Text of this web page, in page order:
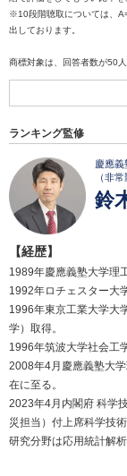
※10段階聴取については、
出しております。
商標対象は、回答者数が50人
ランキング監修
慶應
（非常
鈴
【経歴】
1989年慶應義塾大学理
1992年ロチェスター大
1996年東京工業大学大
学）取得。
1996年筑波大学社会工
2008年4月慶應義塾大
在に至る。
2023年4月内閣府 科学
災担当）付上席科学技
研究分野は応用統計解